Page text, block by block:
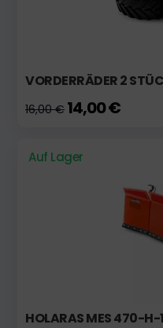
VORDERRÄDER 2
16,00 € 14,00 €
Auf Lager
HOLARAS MES 470-